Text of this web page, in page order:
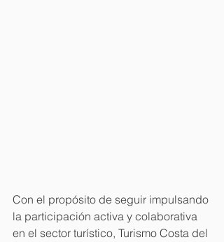
Con el propósito de seguir impulsando
la participación activa y colaborativa
en el sector turístico, Turismo Costa del